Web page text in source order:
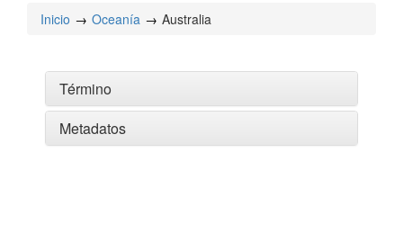
Inicio Oceanía Australia
Término
Metadatos